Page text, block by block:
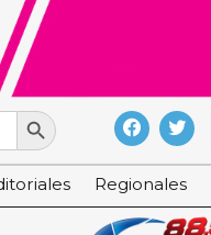
Search Button
Regionales